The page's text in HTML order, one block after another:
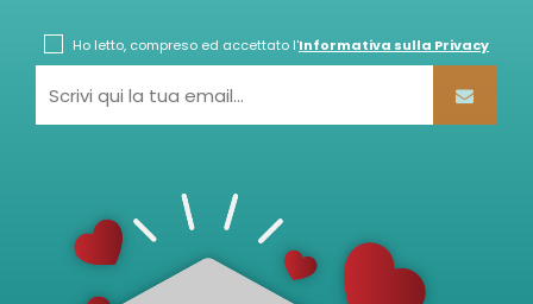
Ho letto, compreso ed accettato l'Informativa sulla Privacy